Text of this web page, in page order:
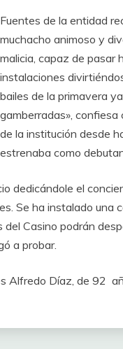
Fuentes de la entidad
muchacho animoso y
malicia, capaz de pasar
instalaciones
bailes de la primavera
gamberradas»,
de la institución desde
estrenaba como
dedicándole el
Se ha instalado una
Casino podrán
a probar.
Alfredo Díaz, de 92